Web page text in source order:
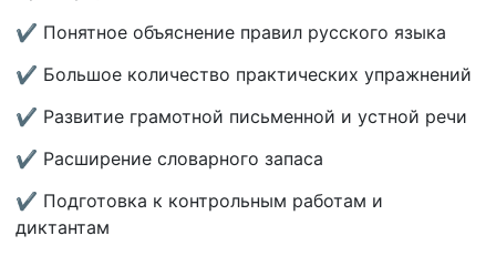
✔ Понятное объяснение правил русского языка
✔ Большое количество практических упражнений
✔ Развитие грамотной письменной и устной речи
✔ Расширение словарного запаса
✔ Подготовка к контрольным работам и
диктантам